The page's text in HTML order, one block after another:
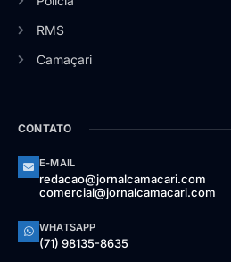
RMS
Camaçari
CONTATO
E-MAIL
redacao@jornalcamacari.com
comercial@jornalcamacari.com
WHATSAPP
(71) 98135-8635